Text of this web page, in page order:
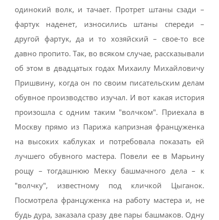
одинокий волк, и тачает. Протрет штаны сзади –
фартук наденет, износились штаны спереди –
другой фартук, да и то хозяйский – свое-то все
давно пропито. Так, во всяком случае, рассказывали
об этом в двадцатых годах Михаилу Михайловичу
Пришвину, когда он по своим писательским делам
обувное производство изучал. И вот какая история
произошла с одним таким "волчком". Приехала в
Москву прямо из Парижа капризная француженка
на высоких каблуках и потребовала показать ей
лучшего обувного мастера. Повели ее в Марьину
рощу – тогдашнюю Мекку башмачного дела – к
"волчку", известному под кличкой Цыганок.
Посмотрела француженка на работу мастера и, не
будь дура, заказала сразу две пары башмаков. Одну